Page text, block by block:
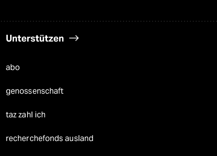
Unterstützen
abo
genossenschaft
taz zahl ich
recherchefonds ausland